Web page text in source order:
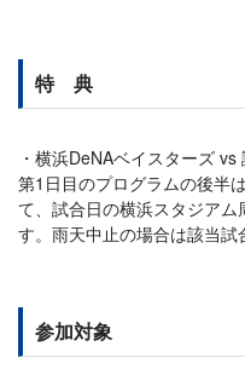
特 典
横浜DeNAベイスターズ vs
第1日目のプログラムの後半
て、試合日の横浜スタジア
す。雨天中止の場合は該当
参加対象